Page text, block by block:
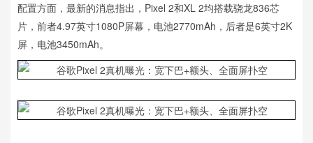
配置方面，最新的消息指出，Pixel 2和XL 2均搭载骁龙836芯
片，前者4.97英寸1080P屏幕，电池2770mAh，后者是6英寸2K
屏，电池3450mAh。